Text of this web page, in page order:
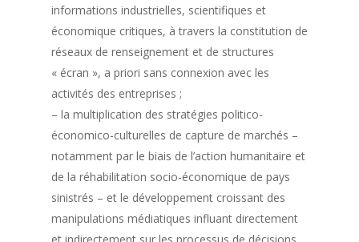
informations industrielles, scientifiques et
économique critiques, à travers la constitution de
réseaux de renseignement et de structures
« écran », a priori sans connexion avec les
activités des entreprises ;
– la multiplication des stratégies politico-
économico-culturelles de capture de marchés –
notamment par le biais de l’action humanitaire et
de la réhabilitation socio-économique de pays
sinistrés – et le développement croissant des
manipulations médiatiques influant directement
et indirectement sur les processus de décisions